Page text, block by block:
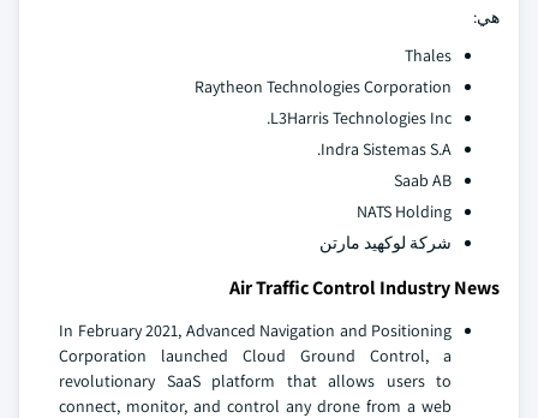
هي:
Thales
Raytheon Technologies Corporation
L3Harris Technologies Inc.
Indra Sistemas S.A.
Saab AB
NATS Holding
شركة لوكهيد مارتن
Air Traffic Control Industry News
In February 2021, Advanced Navigation and Positioning
Corporation launched Cloud Ground Control, a
revolutionary SaaS platform that allows users to
connect, monitor, and control any drone from a web